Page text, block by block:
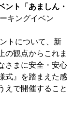
ント「あましん・
キングイベン
トについて、新
の観点からこれま
さまに安全・安心
式』を踏まえた感
えで開催すること